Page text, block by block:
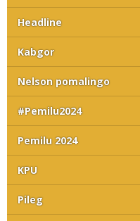
Headline
Kabgor
Nelson pomalingo
#Pemilu2024
Pemilu 2024
KPU
Pileg